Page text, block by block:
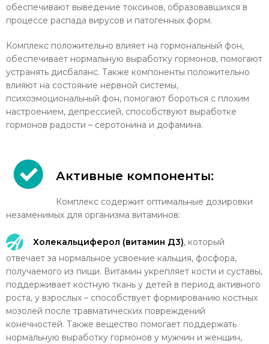
обеспечивают выведение токсинов, образовавшихся в
процессе распада вирусов и патогенных форм.
Комплекс положительно влияет на гормональный фон,
обеспечивает нормальную выработку гормонов, помогают
устранять дисбаланс. Также компоненты положительно
влияют на состояние нервной системы,
психоэмоциональный фон, помогают бороться с плохим
настроением, депрессией, способствуют выработке
гормонов радости – серотонина и дофамина.
Активные компоненты:
Комплекс содержит оптимальные дозировки
незаменимых для организма витаминов:
Холекальциферол (витамин Д3), который
отвечает за нормальное усвоение кальция, фосфора,
получаемого из пищи. Витамин укрепляет кости и суставы,
поддерживает костную ткань у детей в период активного
роста, у взрослых – способствует формированию костных
мозолей после травматических повреждений
конечностей. Также вещество помогает поддержать
нормальную выработку гормонов у мужчин и женщин,